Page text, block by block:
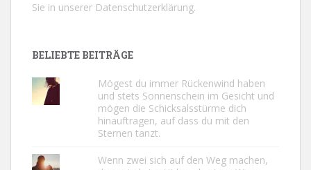
Sie in unserer Datenschutzerklärung.
BELIEBTE BEITRÄGE
Mögest du immer Rückenwind haben
und stets Sonnenschein im Gesicht und
mögen die Schicksalsstürme dich
hinauftragen, auf dass du mit den
Sternen tanzt.
Wenn zwei sich auf den Weg machen,